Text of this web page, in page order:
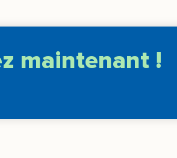
maintenant !